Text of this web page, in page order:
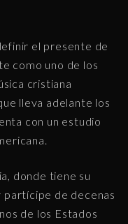
el presente de
como uno de los
cristiana
lleva adelante los
con un estudio
donde tiene su
partícipe de decenas
de los Estados